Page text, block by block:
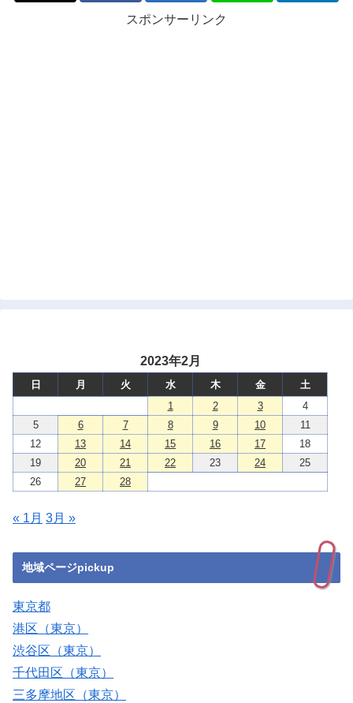
スポンサーリンク
2023年2月
日 月 火 水 木 金
土
1
2 3
4
5
6 7 8 9 10
11
12
13 14 15 16 17
18
19
20 21 22 23 24
25
26
27 28
« 1月 3月 »
地域ページpickup
東京都
港区（東京）
渋谷区（東京）
千代田区（東京）
三多摩地区（東京）